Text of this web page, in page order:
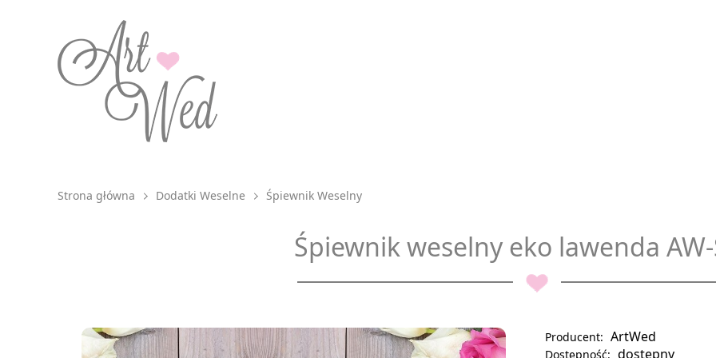
Strona główna Dodatki Weselne Śpiewnik Weselny
Śpiewnik weselny eko lawenda
Producent: ArtWed
Dostępność: dostępny